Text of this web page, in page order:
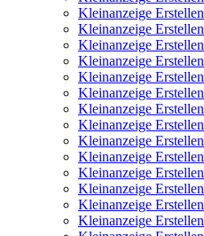
Kleinanzeige Erstellen
Kleinanzeige Erstellen
Kleinanzeige Erstellen
Kleinanzeige Erstellen
Kleinanzeige Erstellen
Kleinanzeige Erstellen
Kleinanzeige Erstellen
Kleinanzeige Erstellen
Kleinanzeige Erstellen
Kleinanzeige Erstellen
Kleinanzeige Erstellen
Kleinanzeige Erstellen
Kleinanzeige Erstellen
Kleinanzeige Erstellen